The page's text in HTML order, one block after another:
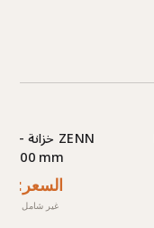
mm
السعر: AED 801
غير شامل